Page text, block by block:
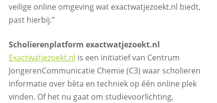
veilige online omgeving wat exactwatjezoekt.nl biedt,
past hierbij.”
Scholierenplatform exactwatjezoekt.nl
Exactwatjezoekt.nl is een initiatief van Centrum
JongerenCommunicatie Chemie (C3) waar scholieren
informatie over bèta en techniek op één online plek
vinden. Of het nu gaat om studievoorlichting,